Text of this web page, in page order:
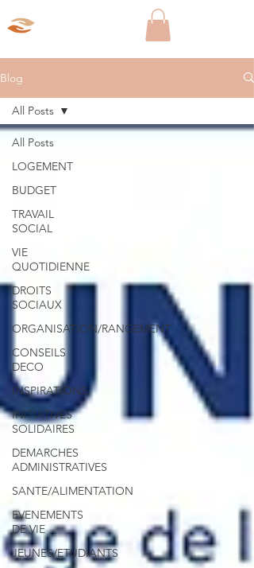
Blog
All Posts
LOGEMENT
BUDGET
TRAVAIL
SOCIAL
VIE
QUOTIDIENNE
DROITS
SOCIAUX
ORGANISATION/RANGEMENT
CONSEILS
DECO
INSPIRATIONS
INITIATIVES
SOLIDAIRES
DEMARCHES
ADMINISTRATIVES
SANTE/ALIMENTATION
EVENEMENTS
DE VIE
JEUNES/ETUDIANTS
All Posts